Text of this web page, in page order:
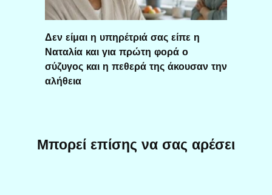
Δεν είμαι η υπηρέτριά σας είπε η
Ναταλία και για πρώτη φορά ο
σύζυγος και η πεθερά της άκουσαν την
αλήθεια
Μπορεί επίσης να σας αρέσει